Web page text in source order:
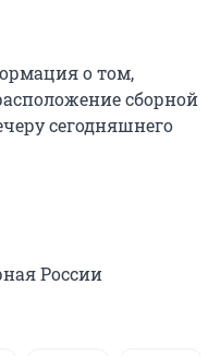
о том,
сборной
сегодняшнего
России